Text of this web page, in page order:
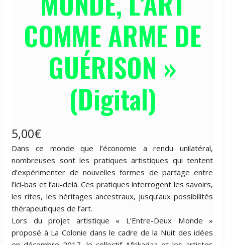
COMME ARME DE
GUÉRISON »
(Digital)
5,00€
Dans ce monde que l’économie a rendu unilatéral,
nombreuses sont les pratiques artistiques qui tentent
d’expérimenter de nouvelles formes de partage entre
l’ici-bas et l’au-delà. Ces pratiques interrogent les savoirs,
les rites, les héritages ancestraux, jusqu’aux possibilités
thérapeutiques de l’art.
Lors du projet artistique « L’Entre-Deux Monde »
proposé à La Colonie dans le cadre de la Nuit des idées